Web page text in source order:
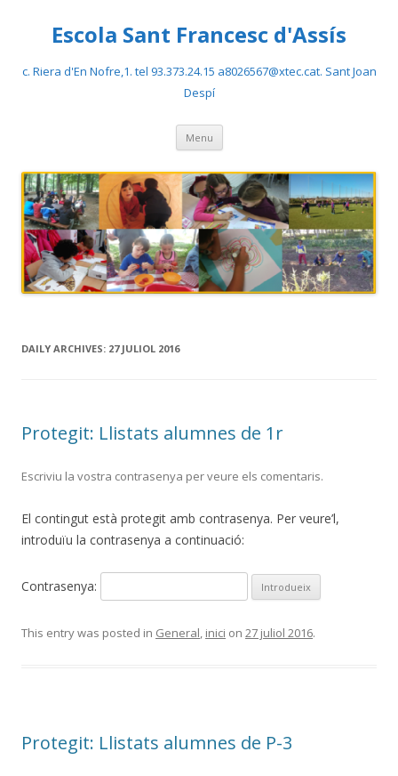
Escola Sant Francesc d'Assís
c. Riera d'En Nofre,1. tel 93.373.24.15 a8026567@xtec.cat. Sant Joan
Despí
Menu Skip
content
DAILY ARCHIVES: 27 JULIOL 2016
Protegit: Llistats alumnes de 1r
Escriviu la vostra contrasenya per veure els comentaris.
El contingut està protegit amb contrasenya. Per veure’l,
introduïu la contrasenya a continuació:
Contrasenya:
This entry was posted in General, inici on 27 juliol 2016.
Protegit: Llistats alumnes de P-3